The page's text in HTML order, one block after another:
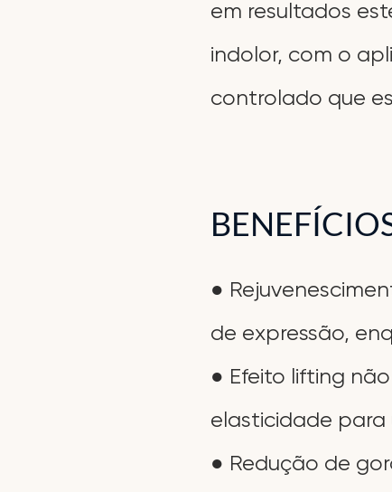
em resultados
indolor, com o
controlado que
●
de expressão,
● Efeito lifting
elasticidade para
● Redução de